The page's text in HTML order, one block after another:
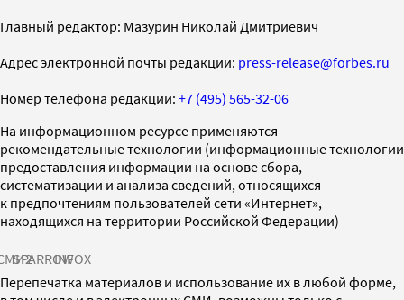
Главный редактор: Мазурин Николай Дмитриевич
Адрес электронной почты редакции: press-release@forbes.ru
Номер телефона редакции: +7 (495) 565-32-06
На информационном ресурсе применяются
рекомендательные технологии (информационные технологии
предоставления информации на основе сбора,
систематизации и анализа сведений, относящихся
к предпочтениям пользователей сети «Интернет»,
находящихся на территории Российской Федерации)
SPARROWINFOX
Перепечатка материалов и использование их в любой форме,